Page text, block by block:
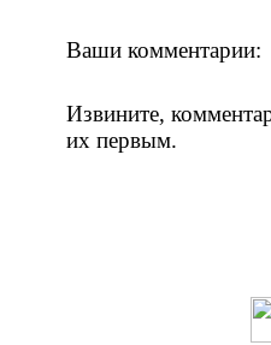
Ваши комментарии:
Извините,
их первым.